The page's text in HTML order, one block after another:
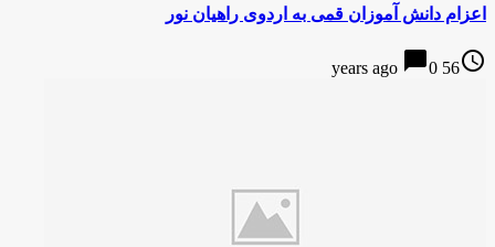
اعزام دانش آموزان قمی به اردوی راهیان نور
access_time
56 years ago
chat_bubble0